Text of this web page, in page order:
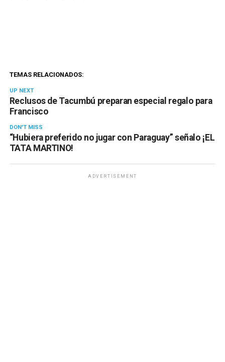
TEMAS RELACIONADOS:
UP NEXT
Reclusos de Tacumbú preparan especial regalo para
Francisco
DON'T MISS
“Hubiera preferido no jugar con Paraguay” señalo ¡EL
TATA MARTINO!
ADVERTISEMENT